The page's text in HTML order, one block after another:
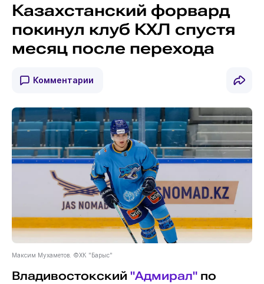
Казахстанский форвард
покинул клуб КХЛ спустя
месяц после перехода
Комментарии
Максим Мухаметов. ©ХК "Барыс"
Владивостокский "Адмирал"по